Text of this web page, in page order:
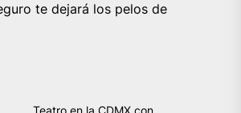
te dejará los pelos de
Teatro en la CDMX con